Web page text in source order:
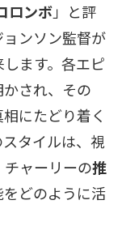
ロンボ」と評
ンソン監督が
します。各エピ
され、その
にたどり着く
タイルは、視
ャーリーの推
どのように活